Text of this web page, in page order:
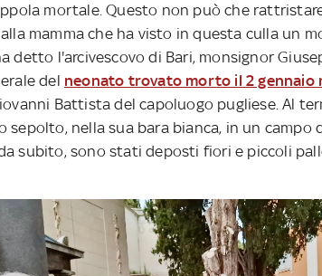
mortale. Questo non può che
mamma che ha visto in questa culla un
detto l'arcivescovo di Bari, monsignor
del neonato trovato morto il 2 gennaio
Battista del capoluogo pugliese. Al
sepolto, nella sua bara bianca, in un campo
subito, sono stati deposti fiori e piccoli